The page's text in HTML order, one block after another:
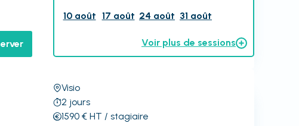
10 août 17 août 24 août 31 août
Voir plus de sessions
Visio
2 jours
1590€ HT / stagiaire